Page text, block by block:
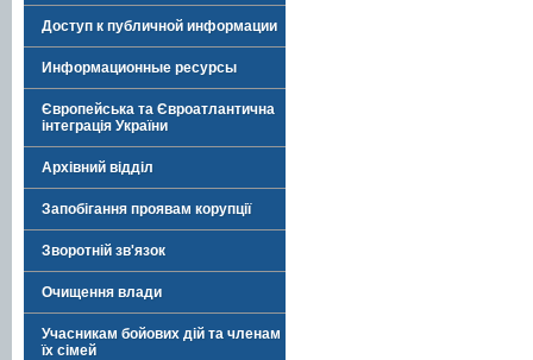
Доступ к публичной информации
Информационные ресурсы
Європейська та Євроатлантична
інтеграція України
Архівний відділ
Запобігання проявам корупції
Зворотній зв'язок
Очищення влади
Учасникам бойових дій та членам
їх сімей